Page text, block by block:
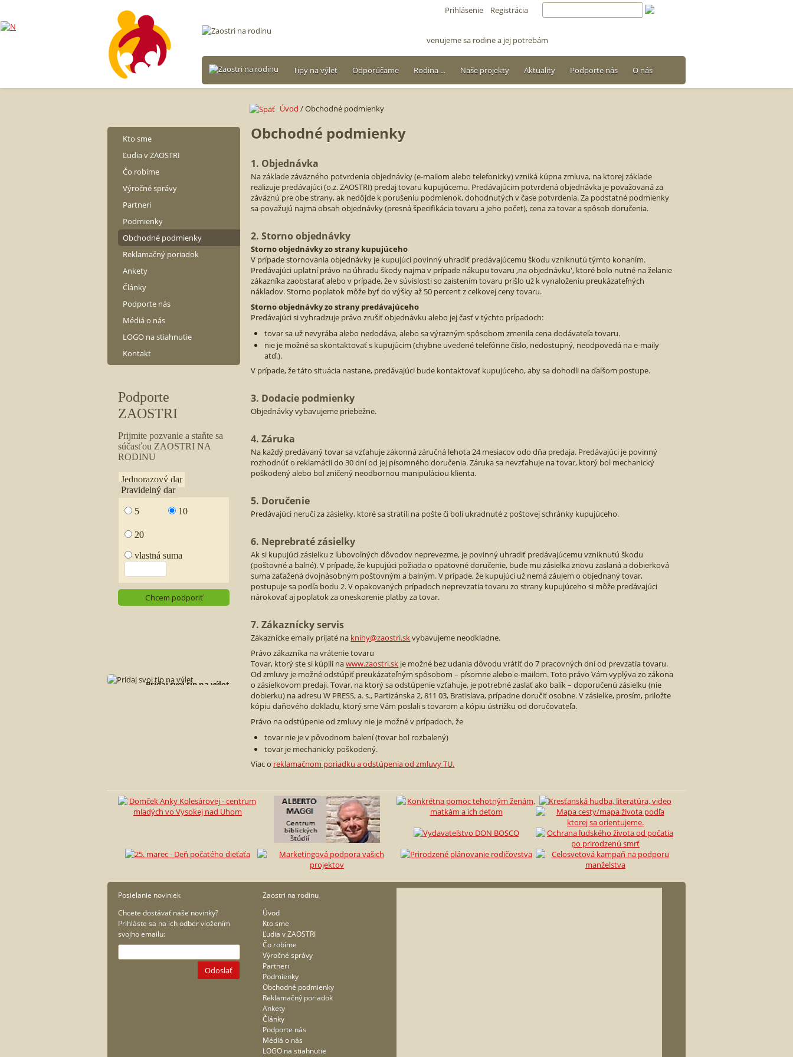
Prihlásenie Registrácia
venujeme sa rodine a jej potrebám
Tipy na výlet Odporúčame Rodina ... Naše projekty Aktuality Podporte nás O nás
Kto sme
Ľudia v ZAOSTRI
Čo robíme
Výročné správy
Partneri
Podmienky
Obchodné podmienky
Reklamačný poriadok
Ankety
Články
Podporte nás
Médiá o nás
LOGO na stiahnutie
Kontakt
Pridaj svoj tip na výlet
Úvod / Obchodné podmienky
Obchodné podmienky
1. Objednávka
Na základe záväzného potvrdenia objednávky (e-mailom alebo telefonicky) vzniká kúpna zmluva, na ktorej základe
realizuje predávajúci (o.z. ZAOSTRI) predaj tovaru kupujúcemu. Predávajúcim potvrdená objednávka je považovaná za
záväznú pre obe strany, ak nedôjde k porušeniu podmienok, dohodnutých v čase potvrdenia. Za podstatné podmienky
sa považujú najmä obsah objednávky (presná špecifikácia tovaru a jeho počet), cena za tovar a spôsob doručenia.
2. Storno objednávky
Storno objednávky zo strany kupujúceho
V prípade stornovania objednávky je kupujúci povinný uhradiť predávajúcemu škodu vzniknutú týmto konaním.
Predávajúci uplatní právo na úhradu škody najmä v prípade nákupu tovaru ‚na objednávku', ktoré bolo nutné na želanie
zákazníka zaobstarať alebo v prípade, že v súvislosti so zaistením tovaru prišlo už k vynaloženiu preukázateľných
nákladov. Storno poplatok môže byť do výšky až 50 percent z celkovej ceny tovaru.
Storno objednávky zo strany predávajúceho
Predávajúci si vyhradzuje právo zrušiť objednávku alebo jej časť v týchto prípadoch:
tovar sa už nevyrába alebo nedodáva, alebo sa výrazným spôsobom zmenila cena dodávateľa tovaru.
nie je možné sa skontaktovať s kupujúcim (chybne uvedené telefónne číslo, nedostupný, neodpovedá na e-maily
atď.).
V prípade, že táto situácia nastane, predávajúci bude kontaktovať kupujúceho, aby sa dohodli na ďalšom postupe.
3. Dodacie podmienky
Objednávky vybavujeme priebežne.
4. Záruka
Na každý predávaný tovar sa vzťahuje zákonná záručná lehota 24 mesiacov odo dňa predaja. Predávajúci je povinný
rozhodnúť o reklamácii do 30 dní od jej písomného doručenia. Záruka sa nevzťahuje na tovar, ktorý bol mechanický
poškodený alebo bol zničený neodbornou manipuláciou klienta.
5. Doručenie
Predávajúci neručí za zásielky, ktoré sa stratili na pošte či boli ukradnuté z poštovej schránky kupujúceho.
6. Neprebraté zásielky
Ak si kupujúci zásielku z ľubovoľných dôvodov neprevezme, je povinný uhradiť predávajúcemu vzniknutú škodu
(poštovné a balné). V prípade, že kupujúci požiada o opätovné doručenie, bude mu zásielka znovu zaslaná a dobierková
suma zaťažená dvojnásobným poštovným a balným. V prípade, že kupujúci už nemá záujem o objednaný tovar,
postupuje sa podľa bodu 2. V opakovaných prípadoch neprevzatia tovaru zo strany kupujúceho si môže predávajúci
nárokovať aj poplatok za oneskorenie platby za tovar.
7. Zákaznícky servis
Zákaznícke emaily prijaté na knihy@zaostri.skvybavujeme neodkladne.
Právo zákazníka na vrátenie tovaru
Tovar, ktorý ste si kúpili nawww.zaostri.sk je možné bez udania dôvodu vrátiť do 7 pracovných dní od prevzatia tovaru.
Od zmluvy je možné odstúpiť preukázateľným spôsobom – písomne alebo e-mailom. Toto právo Vám vyplýva zo zákona
o zásielkovom predaji. Tovar, na ktorý sa odstúpenie vzťahuje, je potrebné zaslať ako balík – doporučenú zásielku (nie
dobierku) na adresu W PRESS, a. s., Partizánska 2, 811 03, Bratislava, prípadne doručiť osobne. V zásielke, prosím, priložte
kópiu daňového dokladu, ktorý sme Vám poslali s tovarom a kópiu ústrižku od doručovateľa.
Právo na odstúpenie od zmluvy nie je možné v prípadoch, že
tovar nie je v pôvodnom balení (tovar bol rozbalený)
tovar je mechanicky poškodený.
Viac o reklamačnom poriadku a odstúpenia od zmluvy TU.
Posielanie noviniek
Chcete dostávať naše novinky?
Prihláste sa na ich odber vložením
svojho emailu:
Odoslať
Zaostri na rodinu
Úvod
Kto sme
Ľudia v ZAOSTRI
Čo robíme
Výročné správy
Partneri
Podmienky
Obchodné podmienky
Reklamačný poriadok
Ankety
Články
Podporte nás
Médiá o nás
LOGO na stiahnutie